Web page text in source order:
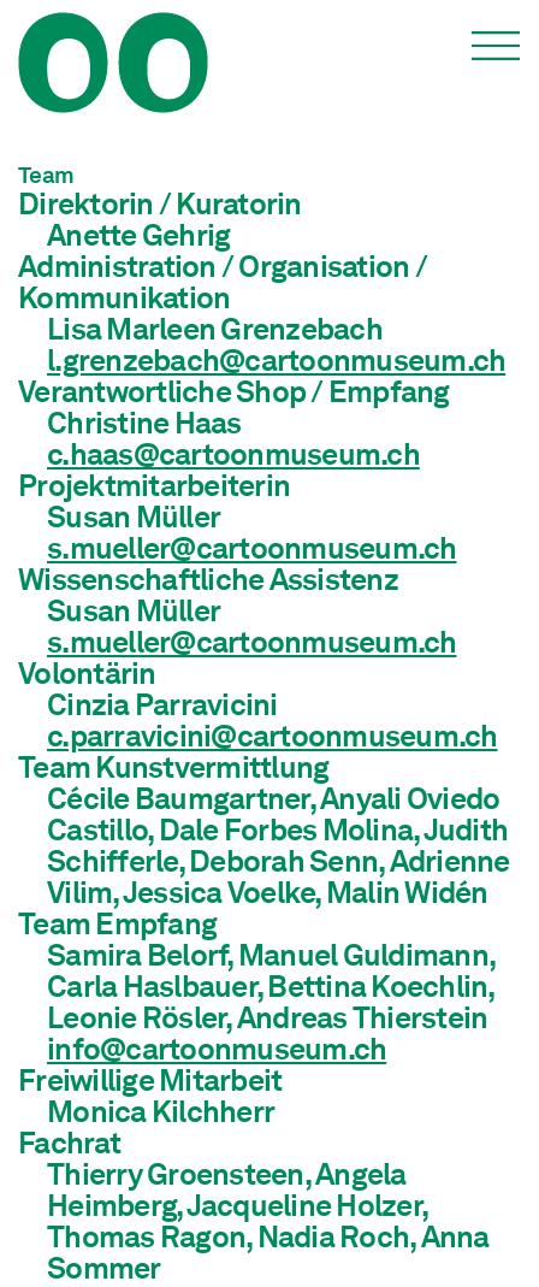
Über uns
Team
Direktorin / Kuratorin
Anette Gehrig
Administration / Organisation /
Kommunikation
Lisa Marleen Grenzebach
l.grenzebach@cartoonmuseum.ch
Verantwortliche Shop / Empfang
Christine Haas
c.haas@cartoonmuseum.ch
Projektmitarbeiterin
Susan Müller
s.mueller@cartoonmuseum.ch
Wissenschaftliche Assistenz
Susan Müller
s.mueller@cartoonmuseum.ch
Volontärin
Cinzia Parravicini
c.parravicini@cartoonmuseum.ch
Team Kunstvermittlung
Cécile Baumgartner, Anyali Oviedo
Castillo, Dale Forbes Molina, Judith
Schifferle, Deborah Senn, Adrienne
Vilim, Jessica Voelke, Malin Widén
Team Empfang
Samira Belorf, Manuel Guldimann,
Carla Haslbauer, Bettina Koechlin,
Leonie Rösler, Andreas Thierstein
info@cartoonmuseum.ch
Freiwillige Mitarbeit
Monica Kilchherr
Fachrat
Thierry Groensteen, Angela
Heimberg, Jacqueline Holzer,
Thomas Ragon, Nadia Roch, Anna
Sommer